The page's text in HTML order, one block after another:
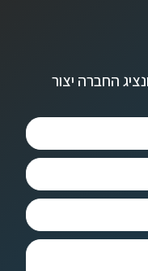
החברה יצור